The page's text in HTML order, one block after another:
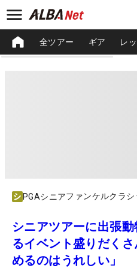
全ツアー ギア レ
PGAシニアファンケルクラシ
シニアツアーに出張
るイベント盛りだく
めるのはうれしい」